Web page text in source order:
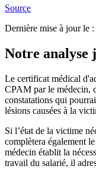
Source
Dernière mise à jour le :
Notre analyse
Le certificat médical
CPAM par le médecin,
constatations qui
lésions causées à la
Si l’état de la victime
complètera également
médecin établit la
travail du salarié, il